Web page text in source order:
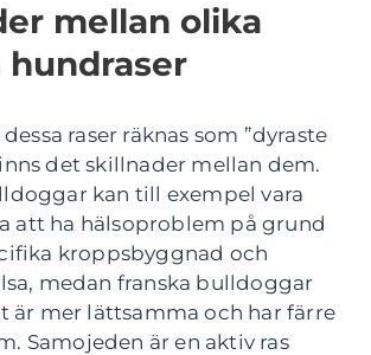
mellan olika
hundraser
raser räknas som ”dyraste
det skillnader mellan dem.
kan till exempel vara
att ha hälsoproblem på grund
kroppsbyggnad och
medan franska bulldoggar
är mer lättsamma och har färre
Samojeden är en aktiv ras